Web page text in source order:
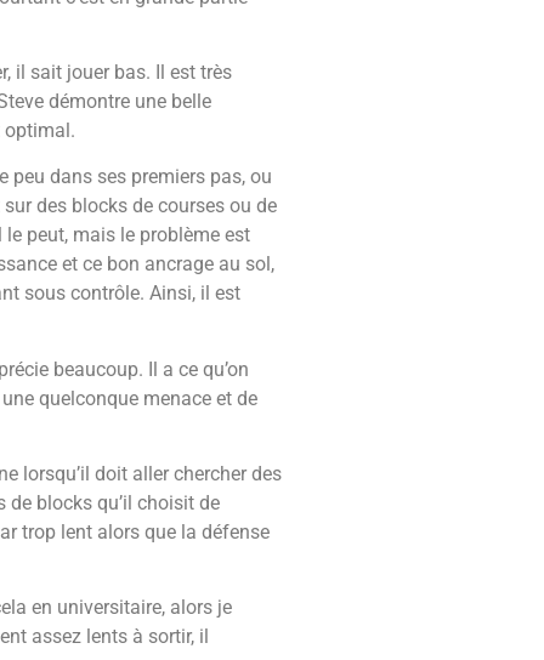
il sait jouer bas. Il est très
démontre une belle
optimal.
peu dans ses premiers pas, ou
des blocks de courses ou de
le peut, mais le problème est
et ce bon ancrage au sol,
sous contrôle. Ainsi, il est
beaucoup. Il a ce qu’on
quelconque menace et de
lorsqu’il doit aller chercher des
de blocks qu’il choisit de
trop lent alors que la défense
en universitaire, alors je
assez lents à sortir, il